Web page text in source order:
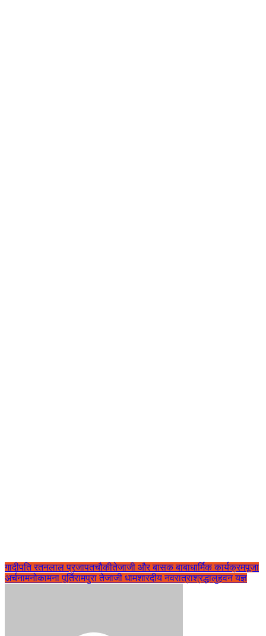
गादीपति रतनलाल प्रजापतचौकीतेजाजी और बासक बाबाधार्मिक कार्यक्रमपूजा
अर्चनामनोकामना पूर्तिरामपुरा तेजाजी धामशारदीय नवरात्राश्रद्धालुहवन यज्ञ